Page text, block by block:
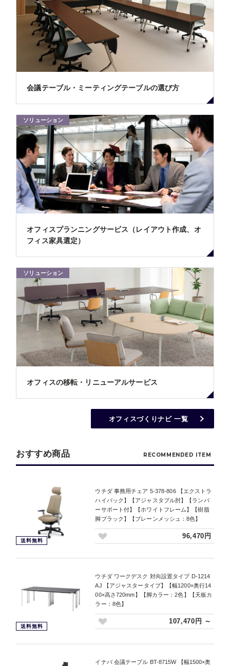
会議テーブル・ミーティングテーブルの選び方
ソリューション
オフィスプランニングサービス（レイアウト作成、オ
フィス家具選定）
ソリューション
オフィスの移転・リニューアルサービス
オフィスづくりナビ 一覧
おすすめ商品 RECOMMENDED ITEM
送料無料
ウチダ 事務用チェア 5-378-806 【エクストラ
ハイバック】【アジャスタブル肘】【ランバ
ーサポート付】【ホワイトフレーム】【樹脂
脚ブラック】【プレーンメッシュ：8色】
96,470円
送料無料
ウチダ ワークデスク 対向設置タイプ D-1214
AJ 【アジャスタータイプ】【幅1200×奥行14
00×高さ720mm】【脚カラー：2色】【天板カ
ラー：8色】
107,470円 ～
イナバ 会議テーブル BT-8715W 【幅1500×奥